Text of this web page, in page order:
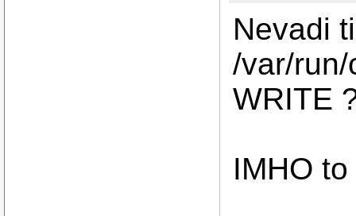
Nevadi
/var/
WRITE
IMHO